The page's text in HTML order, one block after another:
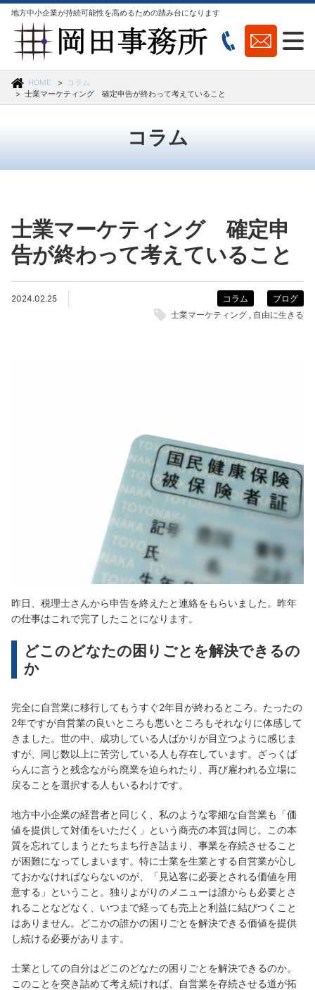
地方中小企業が持続可能性を高めるための踏み台になります
HOME
コラム
士業マーケティング 確定申告が終わって考えていること
コラム
士業マーケティング 確定申
告が終わって考えていること
2024.02.25 コラム
ブログ
士業マーケティング
自由に生きる
昨日、税理士さんから申告を終えたと連絡をもらいました。昨年
の仕事はこれで完了したことになります。
どこのどなたの困りごとを解決できるの
か
完全に自営業に移行してもうすぐ2年目が終わるところ。たったの
2年ですが自営業の良いところも悪いところもそれなりに体感して
きました。世の中、成功している人ばかりが目立つように感じま
すが、同じ数以上に苦労している人も存在しています。ざっくば
らんに言うと残念ながら廃業を迫られたり、再び雇われる立場に
戻ることを選択する人もいるわけです。
地方中小企業の経営者と同じく、私のような零細な自営業も「価
値を提供して対価をいただく」という商売の本質は同じ。この本
質を忘れてしまうとたちまち行き詰まり、事業を存続させること
が困難になってしまいます。特に士業を生業とする自営業が心し
ておかなければならないのが、「見込客に必要とされる価値を用
意する」ということ。独りよがりのメニューは誰からも必要とさ
れることなどなく、いつまで経っても売上と利益に結びつくこと
はありません。どこかの誰かの困りごとを解決できる価値を提供
し続ける必要があります。
士業としての自分はどこのどなたの困りごとを解決できるのか。
このことを突き詰めて考え続ければ、自営業を存続させる道が拓